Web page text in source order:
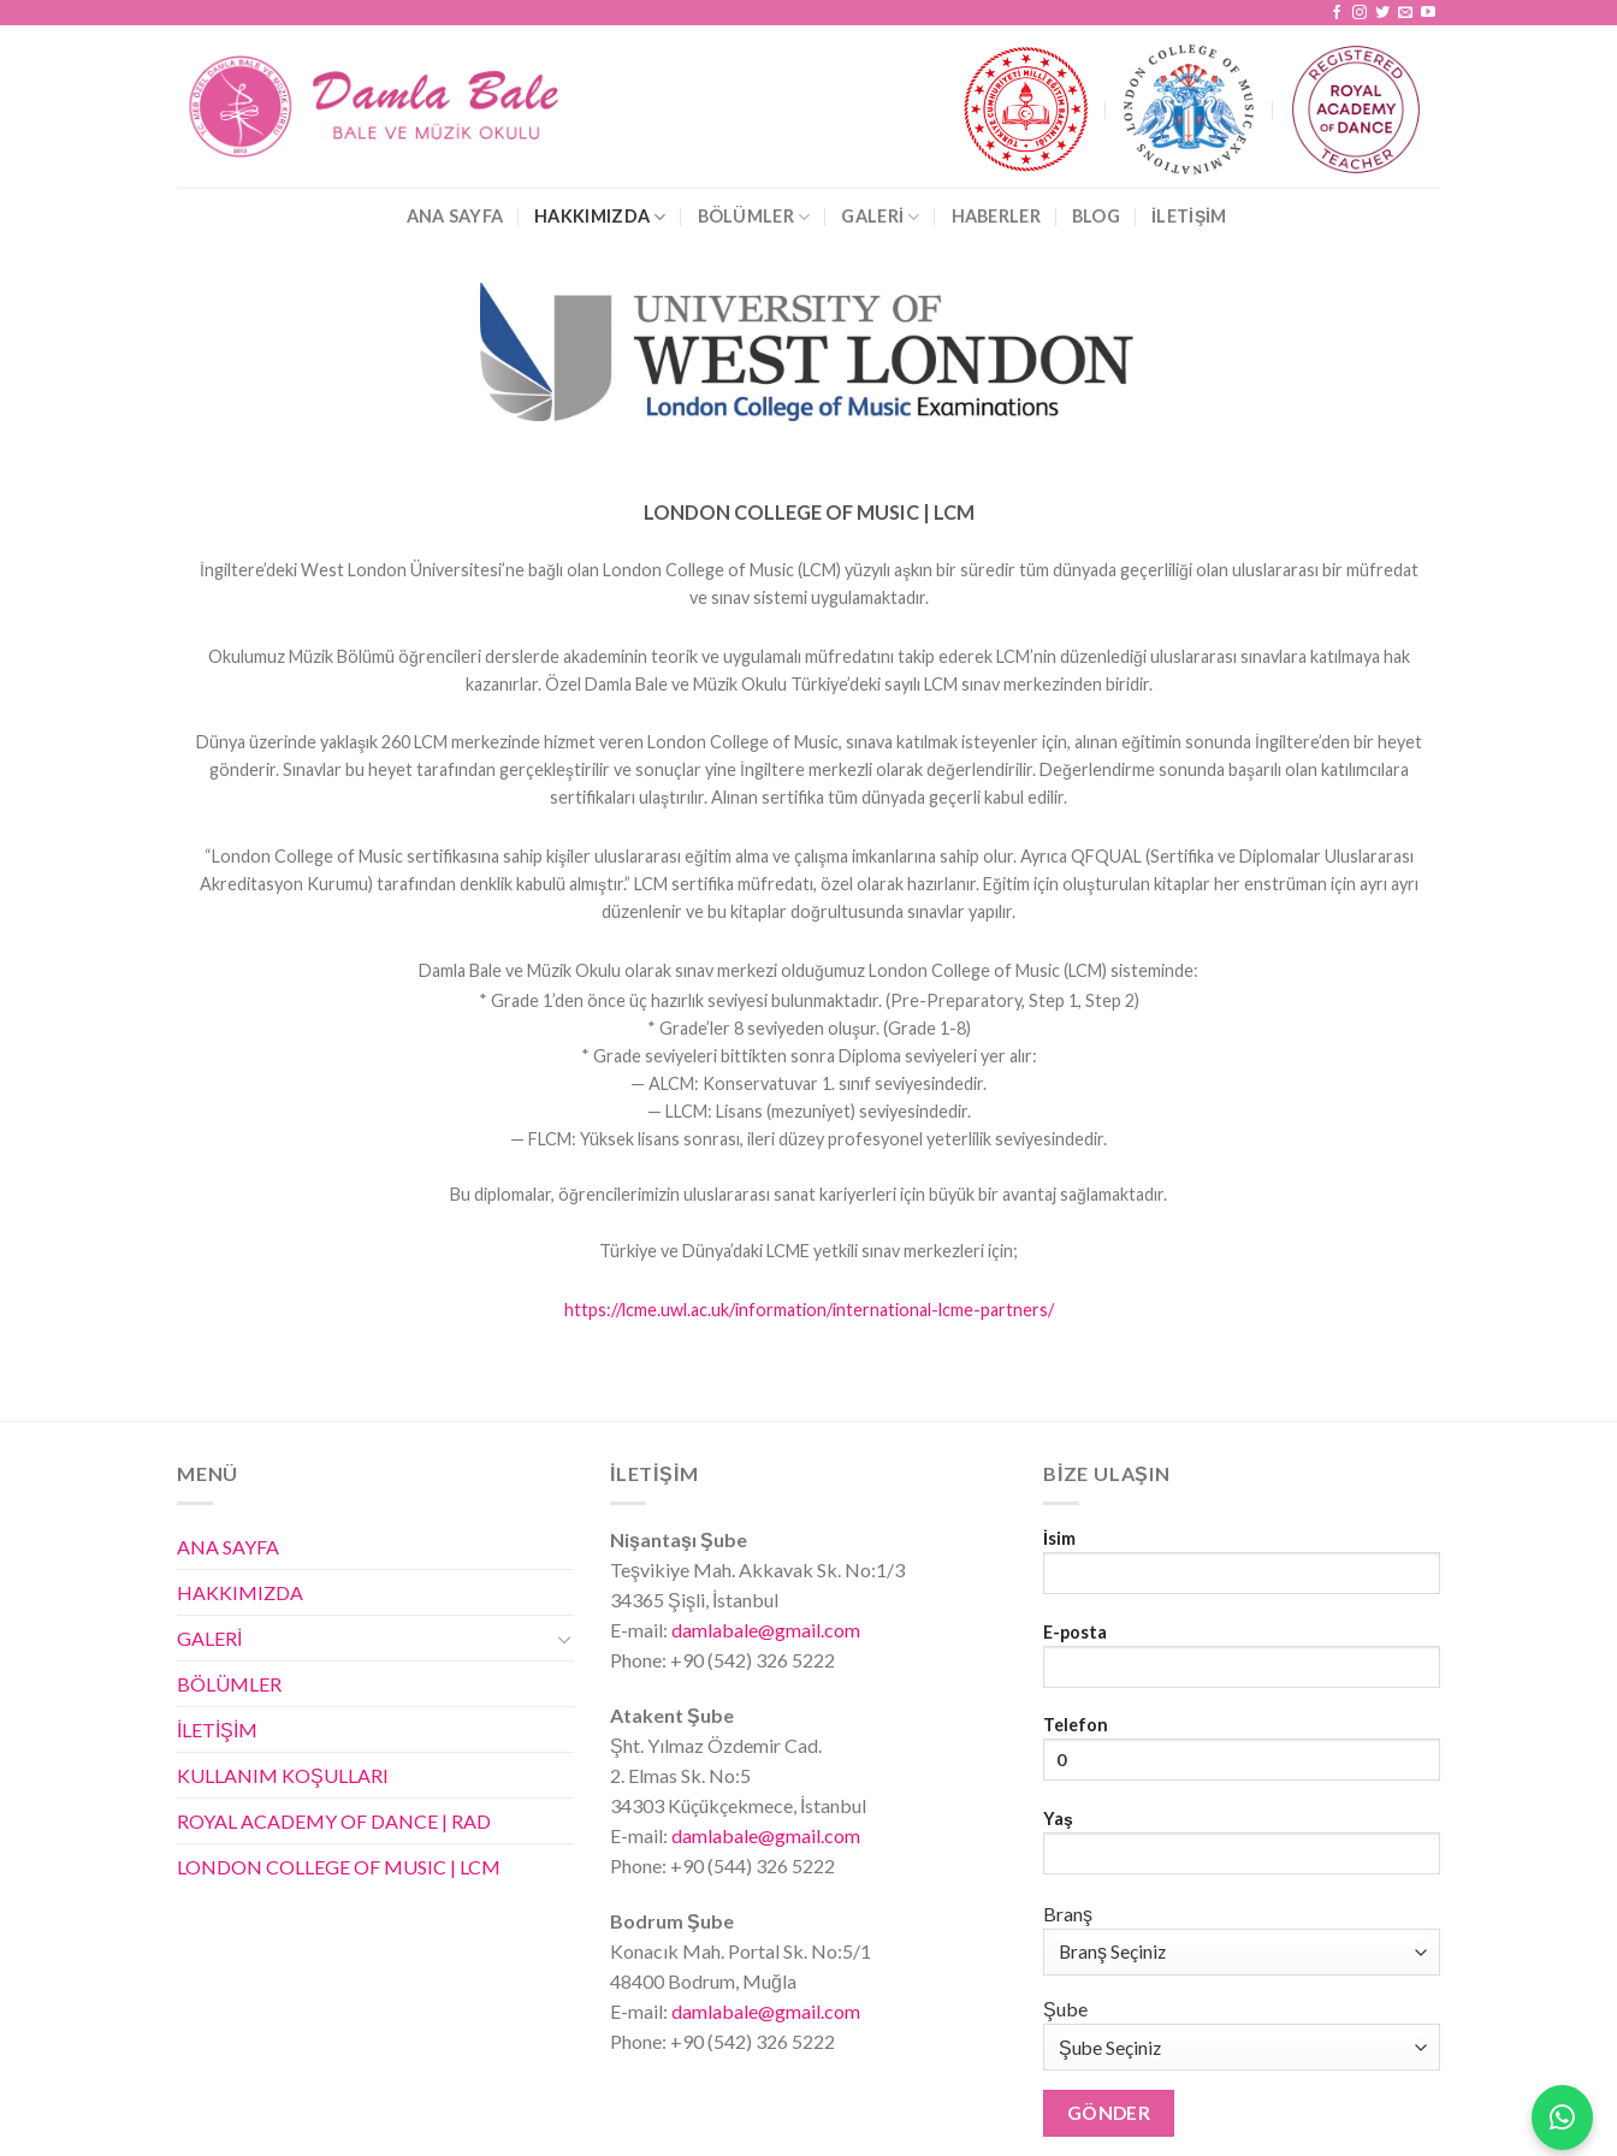
ANA SAYFA HAKKIMIZDA BÖLÜMLER GALERİ HABERLER BLOG İLETİŞİM
LONDON COLLEGE OF MUSIC | LCM
İngiltere’deki West London Üniversitesi’ne bağlı olan London College of Music (LCM) yüzyılı aşkın bir süredir tüm dünyada geçerliliği olan uluslararası bir müfredat
ve sınav sistemi uygulamaktadır.
Okulumuz Müzik Bölümü öğrencileri derslerde akademinin teorik ve uygulamalı müfredatını takip ederek LCM’nin düzenlediği uluslararası sınavlara katılmaya hak
kazanırlar. Özel Damla Bale ve Müzik Okulu Türkiye’deki sayılı LCM sınav merkezinden biridir.
Dünya üzerinde yaklaşık 260 LCM merkezinde hizmet veren London College of Music, sınava katılmak isteyenler için, alınan eğitimin sonunda İngiltere’den bir heyet
gönderir. Sınavlar bu heyet tarafından gerçekleştirilir ve sonuçlar yine İngiltere merkezli olarak değerlendirilir. Değerlendirme sonunda başarılı olan katılımcılara
sertifikaları ulaştırılır. Alınan sertifika tüm dünyada geçerli kabul edilir.
“London College of Music sertifikasına sahip kişiler uluslararası eğitim alma ve çalışma imkanlarına sahip olur. Ayrıca QFQUAL (Sertifika ve Diplomalar Uluslararası
Akreditasyon Kurumu) tarafından denklik kabulü almıştır.” LCM sertifika müfredatı, özel olarak hazırlanır. Eğitim için oluşturulan kitaplar her enstrüman için ayrı ayrı
düzenlenir ve bu kitaplar doğrultusunda sınavlar yapılır.
Damla Bale ve Müzik Okulu olarak sınav merkezi olduğumuz London College of Music (LCM) sisteminde:
* Grade 1’den önce üç hazırlık seviyesi bulunmaktadır. (Pre-Preparatory, Step 1, Step 2)
* Grade’ler 8 seviyeden oluşur. (Grade 1-8)
* Grade seviyeleri bittikten sonra Diploma seviyeleri yer alır:
— ALCM: Konservatuvar 1. sınıf seviyesindedir.
— LLCM: Lisans (mezuniyet) seviyesindedir.
— FLCM: Yüksek lisans sonrası, ileri düzey profesyonel yeterlilik seviyesindedir.
Bu diplomalar, öğrencilerimizin uluslararası sanat kariyerleri için büyük bir avantaj sağlamaktadır.
Türkiye ve Dünya’daki LCME yetkili sınav merkezleri için;
https://lcme.uwl.ac.uk/information/international-lcme-partners/
MENÜ
ANA SAYFA
HAKKIMIZDA
GALERİ
BÖLÜMLER
İLETİŞİM
KULLANIM KOŞULLARI
ROYAL ACADEMY OF DANCE | RAD
LONDON COLLEGE OF MUSIC | LCM
İLETİŞİM
Nişantaşı Şube
Teşvikiye Mah. Akkavak Sk. No:1/3
34365 Şişli, İstanbul
E-mail: damlabale@gmail.com
Phone: +90 (542) 326 5222
Atakent Şube
Şht. Yılmaz Özdemir Cad.
2. Elmas Sk. No:5
34303 Küçükçekmece, İstanbul
E-mail: damlabale@gmail.com
Phone: +90 (544) 326 5222
Bodrum Şube
Konacık Mah. Portal Sk. No:5/1
48400 Bodrum, Muğla
E-mail: damlabale@gmail.com
Phone: +90 (542) 326 5222
BIZE ULAŞIN
İsim
E-posta
Telefon
Yaş
Branş
Şube